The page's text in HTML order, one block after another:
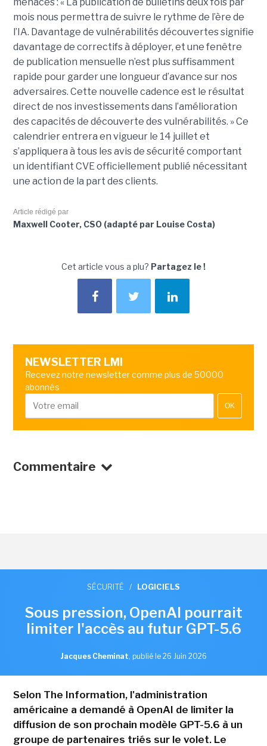
mois nous permettra de suivre le rythme de l’ère de
l’IA. Davantage de vulnérabilités découvertes signifie
davantage de correctifs à déployer, et une fenêtre
de publication mensuelle n’est plus suffisamment
rapide pour garder une longueur d’avance sur nos
adversaires. Cette nouvelle cadence est le résultat
direct de nos investissements dans l’amélioration
des capacités de découverte des vulnérabilités. » Ce
calendrier entrera en vigueur le 14 juillet et
s’appliquera à tous les avis de sécurité comportant
un identifiant CVE officiellement publié nécessitant
une action de la part des clients.
Article rédigé par
Maxwell Cooter, CSO (adapté par Louise Costa)
Cet article vous a plu? Partagez le !
NEWSLETTER LMI
Recevez notre newsletter comme plus de 50000
abonnés
OK
Commentaire
SÉCURITÉ / LOGICIELS
Sous pression, OpenAI pourrait
limiter l'accès au futur GPT-5.6
Jacques Cheminat, publié le 26 Juin 2026
Selon The Information, l'administration
américaine a demandé à OpenAI de limiter la
diffusion de son prochain modèle GPT-5.6 à un
groupe de partenaires triés sur le volet. Le